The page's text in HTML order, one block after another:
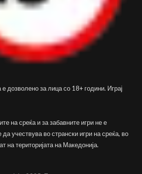
дозволено за лица со 18+ години. Играј
на среќа и за забавните игри не е
учествува во странски игри на среќа, во
на територијата на Македонија.